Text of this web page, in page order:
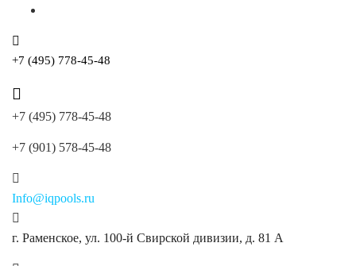
+7 (495) 778-45-48
+7 (495) 778-45-48
+7 (901) 578-45-48
Info@iqpools.ru
г. Раменское, ул. 100-й Свирской дивизии, д. 81 А